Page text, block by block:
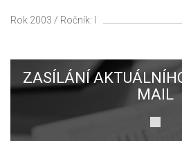
Rok 2003 / Ročník: I
ZASÍLÁNÍ
MAIL